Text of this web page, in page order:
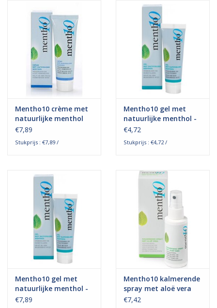
Verzorging & Beauty
Waterdichte pleisters:
wanneer kies je ervoor en
Mentho10 crème met
natuurlijke menthol
(75 ml)
€7,89
Stukprijs : €7,89 /
Mentho10 gel met
natuurlijke menthol -
30 ml
€4,72
Stukprijs : €4,72 /
Mentho10 gel met
natuurlijke menthol -
75 ml
€7,89
Mentho10 kalmerende
spray met aloë vera
€7,42